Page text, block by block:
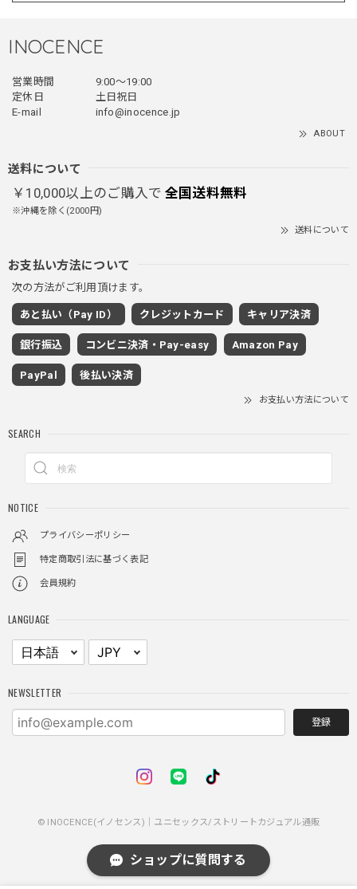
ブラック/L
2025/12/24
首しまる！ってなるから全部は閉めずに使うかも。 チャッ
2025/11/28
グレー/M
2025/11/28
着心地もいいしカジュアル味が出ていい
クロスチャーム ビーズウォレットチェーン / CROSS CHARM BEADS WALLET CHAIN
しっかりと重さがあるので安っぽくなく値段に見合ったクオ
リティ
身体のラインに沿って着れるため、印象がスラッとして見え
る。特に腕周りがいい感じ。
NCLLW ホイッスルネックレス / NCLLW Whistle Necklace
2025/11/28
INOCENCE
営業時間
9:00〜19:00
定休日
土日祝日
E-mail
info@inocence.jp
ABOUT
送料について
￥10,000以上のご購入で 全国送料無料
※沖縄を除く(2000円)
送料について
お支払い方法について
次の方法がご利用頂けます。
あと払い（Pay ID） クレジットカード キャリア決済
銀行振込 コンビニ決済・Pay-easy Amazon Pay
PayPal 後払い決済
お支払い方法について
SEARCH
NOTICE
プライバシーポリシー
特定商取引法に基づく表記
会員規約
LANGUAGE
NEWSLETTER
登録
© INOCENCE(イノセンス)｜ユニセックス/ストリートカジュアル通販
ショップに質問する